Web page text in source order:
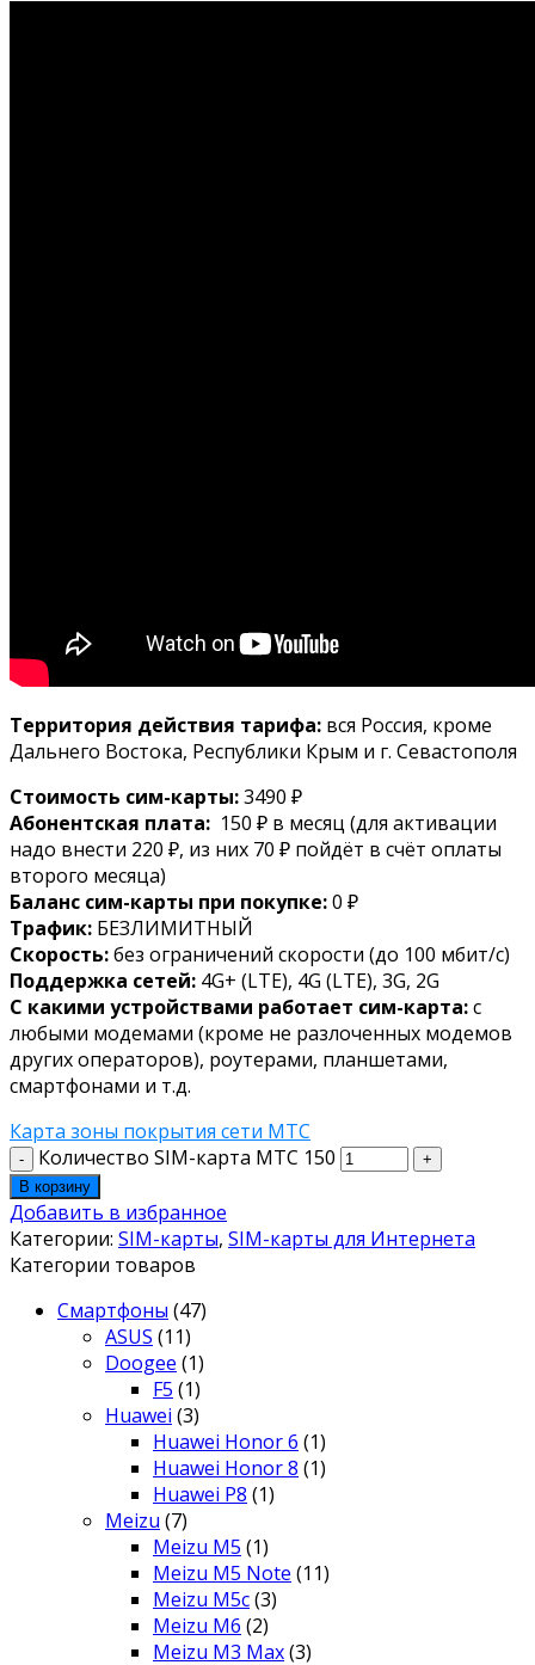
Территория действия тарифа: вся Россия, кроме
Дальнего Востока, Республики Крым и г. Севастополя
Стоимость сим-карты:3490 ₽
Абонентская плата: 150 ₽ в месяц (для активации
надо внести 220 ₽, из них 70 ₽ пойдёт в счёт оплаты
второго месяца)
Баланс сим-карты при покупке:0 ₽
Трафик: БЕЗЛИМИТНЫЙ
Скорость:без ограничений скорости (до 100 мбит/с)
Поддержка сетей: 4G+ (LTE), 4G (LTE), 3G, 2G
С какими устройствами работает сим-карта:с
любыми модемами (кроме не разлоченных модемов
других операторов), роутерами, планшетами,
смартфонами и т.д.
Карта зоны покрытия сети МТС
Количество SIM-карта МТС 150
В корзину
Добавить в избранное
Категории: SIM-карты, SIM-карты для Интернета
Категории товаров
Смартфоны (47)
ASUS (11)
Doogee (1)
F5 (1)
Huawei (3)
Huawei Honor 6 (1)
Huawei Honor 8 (1)
Huawei P8 (1)
Meizu (7)
Meizu M5 (1)
Meizu M5 Note (11)
Meizu M5c(3)
Meizu M6 (2)
Meizu M3 Max(3)